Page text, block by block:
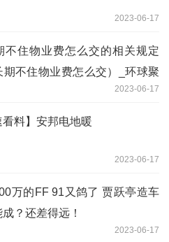
2023-06-17
不住物业费怎么交的相关规定
期不住物业费怎么交）_环球聚
2023-06-17
看料】安邦电地暖
2023-06-17
万的FF 91又鸽了 贾跃亭造车
？还差得远！
2023-06-17